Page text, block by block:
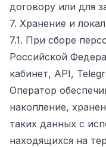
договору или для
7. Хранение и
7.1. При сборе
Российской
кабинет, API,
Оператор
накопление,
таких данных с
находящихся на